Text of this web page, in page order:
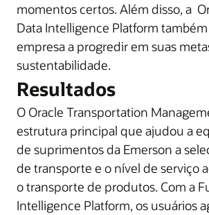
momentos certos. Além disso, a
Data Intelligence Platform
empresa a progredir em suas
sustentabilidade.
Resultados
O Oracle Transportation
estrutura principal que ajudou a
de suprimentos da Emerson a
de transporte e o nível de serviço
o transporte de produtos. Com a
Intelligence Platform, os usuários